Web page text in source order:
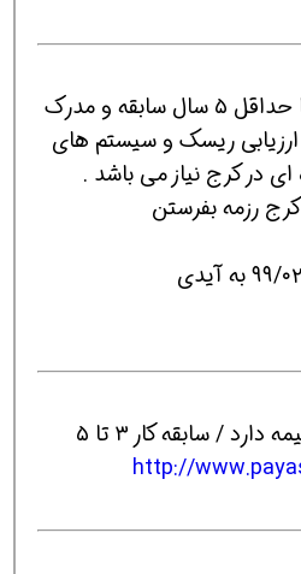
4- یکنفر سرپرست HSE با حداقل ۵ سال سابقه و مدرک
ریسک و سیستم های
در کرج نیاز می باشد .
رزمه بفرستن
5- کارشناس hse / اقا / بیمه دارد / سابقه کار ۳ تا ۵
http://